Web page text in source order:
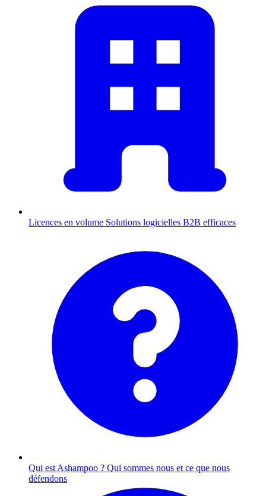
Licences en volume Solutions logicielles B2B efficaces
Qui est Ashampoo ? Qui sommes nous et ce que nous
défendons